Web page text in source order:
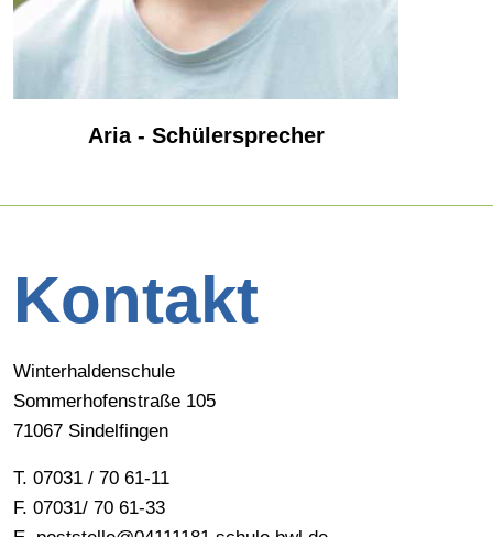
Aria - Schülersprecher
Kontakt
Winterhaldenschule
Sommerhofenstraße 105
71067 Sindelfingen
T. 07031 / 70 61-11
F. 07031/ 70 61-33